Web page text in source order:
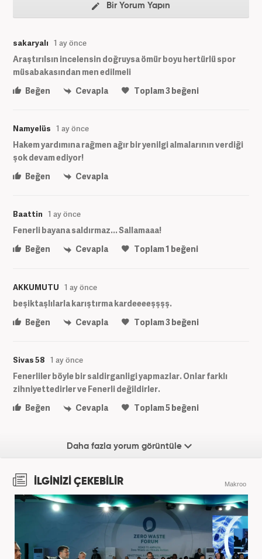
Bir Yorum Yapın
sakaryalı 1 ay önce
Araştırılsın incelensin doğruysa ömür boyu hertürlü spor
müsabakasından men edilmeli
Beğen
Cevapla Toplam3beğeni
Namyelüs 1 ay önce
Hakem yardımına rağmen ağır bir yenilgi almalarının verdiği
şok devam ediyor!
Beğen
Cevapla
Baattin 1 ay önce
Fenerli bayana saldırmaz... Sallamaaa!
Beğen
Cevapla Toplam1 beğeni
AKKUMUTU 1 ay önce
beşiktaşlılarla karıştırma kardeeeeşşşş.
Beğen
Cevapla Toplam3beğeni
Sivas 58 1 ay önce
Fenerliler böyle bir saldirganligi yapmazlar. Onlar farklı
zihniyettedirler ve Fenerli değildirler.
Beğen
Cevapla Toplam5beğeni
Daha fazla yorum görüntüle
İLGİNİZİ ÇEKEBİLİR Makroo